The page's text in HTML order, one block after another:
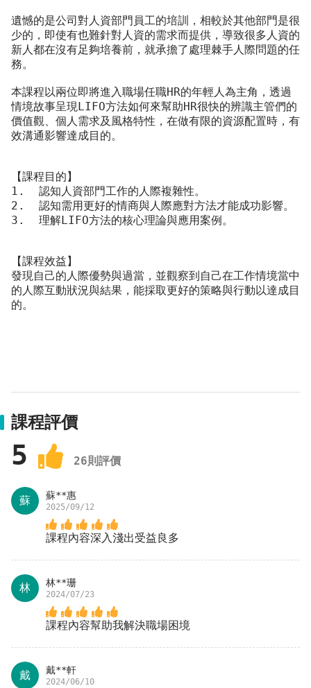
遺憾的是公司對人資部門員工的培訓，相較於其他部門是很
少的，即使有也難針對人資的需求而提供，導致很多人資的
新人都在沒有足夠培養前，就承擔了處理棘手人際問題的任
務。
本課程以兩位即將進入職場任職HR的年輕人為主角，透過
情境故事呈現LIFO方法如何來幫助HR很快的辨識主管們的
價值觀、個人需求及風格特性，在做有限的資源配置時，有
效溝通影響達成目的。
【課程目的】
1.  認知人資部門工作的人際複雜性。
2.  認知需用更好的情商與人際應對方法才能成功影響。
3.  理解LIFO方法的核心理論與應用案例。
【課程效益】
發現自己的人際優勢與過當，並觀察到自己在工作情境當中
的人際互動狀況與結果，能採取更好的策略與行動以達成目
的。
課程評價
5 26則評價
蘇 蘇**惠
2025/09/12
課程內容深入淺出受益良多
林 林**珊
2024/07/23
課程內容幫助我解決職場困境
戴 戴**軒
2024/06/10